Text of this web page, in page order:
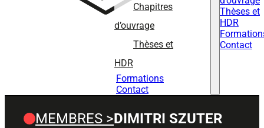
Chapitres
d’ouvrage
Thèses et
HDR
Formations
Contact
Thèses et
HDR
Contact
MEMBRES >DIMITRI SZUTER